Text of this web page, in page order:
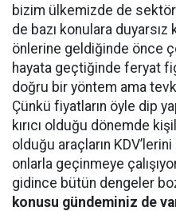
bizim ülkemizde de
de bazı konulara
önlerine geldiğinde önce
hayata geçtiğinde feryat
doğru bir yöntem ama
Çünkü fiyatların öyle dip
kırıcı olduğu dönemde
olduğu araçların
onlarla geçinmeye
gidince bütün dengeler
konusu gündeminiz de